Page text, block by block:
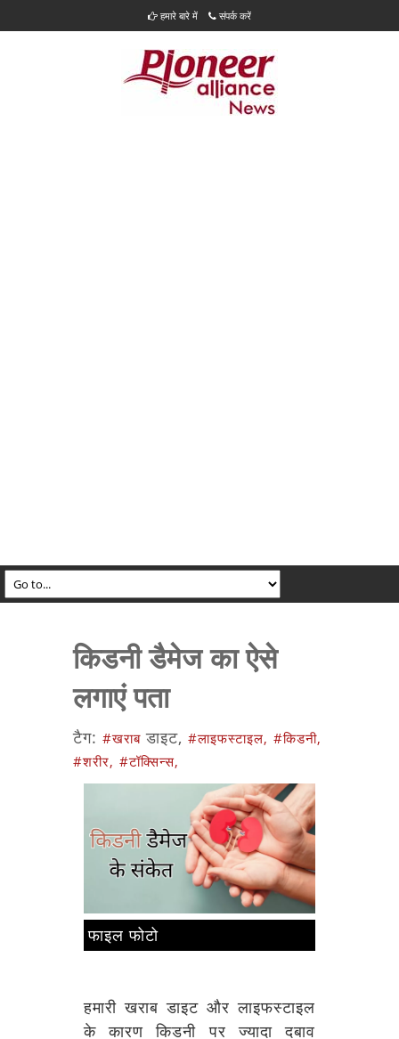
हमारे बारे में संपर्क करें
किडनी डैमेज का ऐसे
लगाएं पता
टैग: #खराबडाइट, #लाइफस्टाइल, #किडनी,
#शरीर, #टॉक्सिन्स,
फाइल फोटो
हमारी खराब डाइट और लाइफस्टाइल
के कारण किडनी पर ज्यादा दबाव